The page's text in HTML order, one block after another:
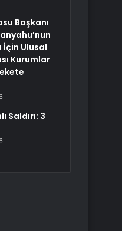
Başkanı
İçin Ulusal
Kurumlar
Saldırı: 3